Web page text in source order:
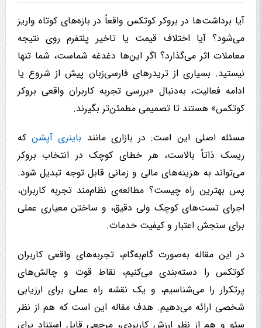
آیا برداشت‌ها در بروکر کوتکس واقعاً در بازه‌های کوتاه واریز
می‌شود؟ آیا اختلاف قیمت یا تاخیر پلتفرم روی نتیجه
معاملات اثر می‌گذارد؟ اگر این‌ها دغدغه شماست، شما تنها
نیستید. بسیاری از تریدرهای فارسی‌زبان پیش از شروع یا
ادامه فعالیت، به‌دنبال «بررسی تجربه کاربران واقعی بروکر
کوتکس» هستند تا تصمیمی مطمئن‌تر بگیرند.
مسئله اصلی این است: در بازاری مانند باینری آپشنکه
ریسک ذاتاً بالاست، هر خطای کوچک در انتخاب بروکر
می‌تواند به هزینه‌های مالی و زمانی قابل توجه تبدیل شود.
پس بهترین راه چیست؟ مطالعه‌ی نظام‌مند تجربه کاربران،
اجرای تست‌های کوچک ولی دقیق، و ساختن معیاری عملی
برای سنجش اعتبار و کیفیت خدمات.
در این مقاله به‌صورت گام‌به‌گام، تجربه‌های واقعی کاربران
کوتکس را دسته‌بندی می‌کنیم، نقاط قوت و چالش‌های
پرتکرار را می‌شناسیم، و یک نقشه راه عملی برای ارزیابی
شخصی ارائه می‌دهیم. هدف مقاله این است که هم از نظر
سئو و هم از نظر ارزش کاربردی، مرجعی قابل استناد برای